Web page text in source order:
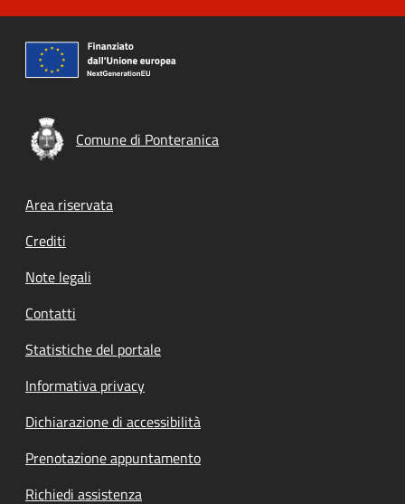
Comune di Ponteranica
Footer menu
Area riservata
Crediti
Note legali
Contatti
Statistiche del portale
Informativa privacy
Dichiarazione di accessibilità
Prenotazione appuntamento
Richiedi assistenza